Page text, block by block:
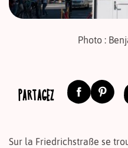
Photo :
PARTAGEZ
Sur la Friedrichstraße se